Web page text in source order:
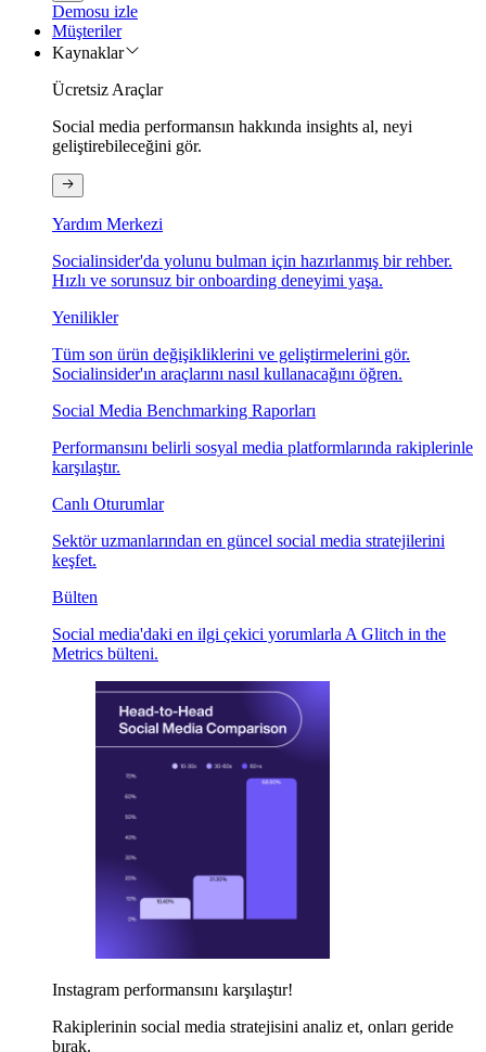
Demosu izle
Müşteriler
Kaynaklar
Ücretsiz Araçlar
Social media performansın hakkında insights al, neyi
geliştirebileceğini gör.
Yardım Merkezi
Socialinsider'da yolunu bulman için hazırlanmış bir rehber.
Hızlı ve sorunsuz bir onboarding deneyimi yaşa.
Yenilikler
Tüm son ürün değişikliklerini ve geliştirmelerini gör.
Socialinsider'ın araçlarını nasıl kullanacağını öğren.
Social Media Benchmarking Raporları
Performansını belirli sosyal media platformlarında rakiplerinle
karşılaştır.
Canlı Oturumlar
Sektör uzmanlarından en güncel social media stratejilerini
keşfet.
Bülten
Social media'daki en ilgi çekici yorumlarla A Glitch in the
Metrics bülteni.
Instagram performansını karşılaştır!
Rakiplerinin social media stratejisini analiz et, onları geride
bırak.